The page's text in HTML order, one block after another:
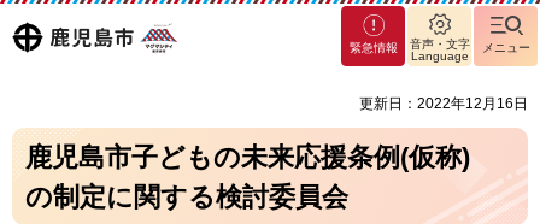
鹿児島
マグ
マシ
緊急情報
音声・文字
Language
メニュー
更新日：2022年12月16日
鹿児島市子どもの未来応援条例(仮称)
の制定に関する検討委員会